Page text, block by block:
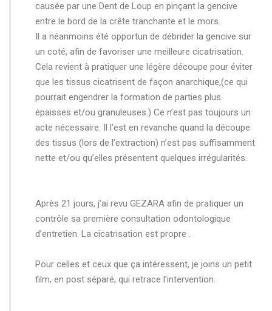
causée par une Dent de Loup en pinçant la gencive
entre le bord de la crête tranchante et le mors.
Il a néanmoins été opportun de débrider la gencive sur
un coté, afin de favoriser une meilleure cicatrisation.
Cela revient à pratiquer une légère découpe pour éviter
que les tissus cicatrisent de façon anarchique,(ce qui
pourrait engendrer la formation de parties plus
épaisses et/ou granuleuses.) Ce n’est pas toujours un
acte nécessaire. Il l’est en revanche quand la découpe
des tissus (lors de l’extraction) n’est pas suffisamment
nette et/ou qu’elles présentent quelques irrégularités.
Après 21 jours, j’ai revu GEZARA afin de pratiquer un
contrôle sa première consultation odontologique
d’entretien. La cicatrisation est propre .
Pour celles et ceux que ça intéressent, je joins un petit
film, en post séparé, qui retrace l’intervention.